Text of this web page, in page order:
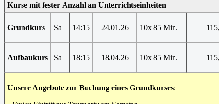
Kurse mit fester Anzahl an Unterrichtseinheiten
Grundkurs Sa 14:15 24.01.26 10x 85 Min.
Aufbaukurs Sa 18:15 18.04.26 10x 85 Min.
Unsere Angebote zur Buchung eines Grundkurses: